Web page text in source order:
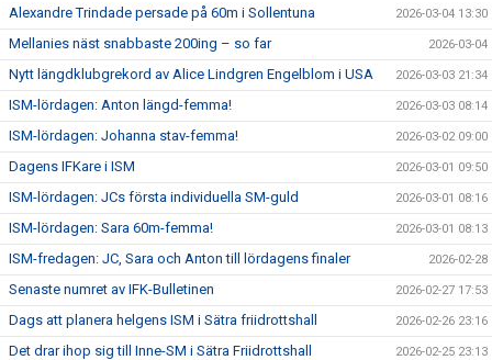
Alexandre Trindade persade på 60m i Sollentuna 2026-03-04 13:30
Mellanies näst snabbaste 200ing – so far 2026-03-04
Nytt längdklubgrekord av Alice Lindgren Engelblom i USA 2026-03-03 21:34
ISM-lördagen: Anton längd-femma! 2026-03-03 08:14
ISM-lördagen: Johanna stav-femma! 2026-03-02 09:00
Dagens IFKare i ISM 2026-03-01 09:50
ISM-lördagen: JCs första individuella SM-guld 2026-03-01 08:16
ISM-lördagen: Sara 60m-femma! 2026-03-01 08:13
ISM-fredagen: JC, Sara och Anton till lördagens finaler 2026-02-28
Senaste numret av IFK-Bulletinen 2026-02-27 17:53
Dags att planera helgens ISM i Sätra friidrottshall 2026-02-26 23:16
Det drar ihop sig till Inne-SM i Sätra Friidrottshall 2026-02-25 23:13